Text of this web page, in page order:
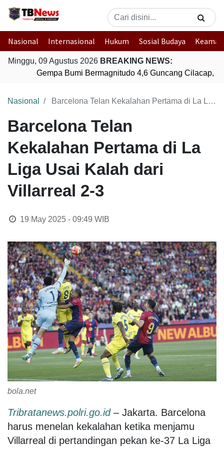
Nasional Internasional Hukum Sosial Budaya
Minggu, 09 Agustus 2026 BREAKING NEWS:
Gempa Bumi Bermagnitudo 4,6 Guncang Cilacap,
Nasional Barcelona Telan Kekalahan Pertama di La Liga Usai Kalah dari Villarreal 2-3
Barcelona Telan
Kekalahan Pertama di La
Liga Usai Kalah dari
Villarreal 2-3
19 May 2025 - 09:49 WIB
bola.net
Tribratanews.polri.go.id – Jakarta. Barcelona
harus menelan kekalahan ketika menjamu
Villarreal di pertandingan pekan ke-37 La Liga